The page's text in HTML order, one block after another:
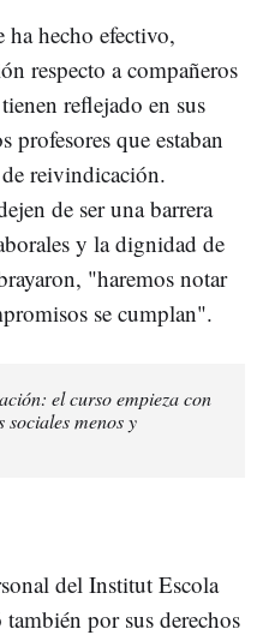
hecho efectivo,
respecto a compañeros
reflejado en sus
profesores que estaban
reivindicación.
de ser una barrera
y la dignidad de
"haremos notar
se cumplan".
el curso empieza con
sociales menos y
del Institut Escola
por sus derechos